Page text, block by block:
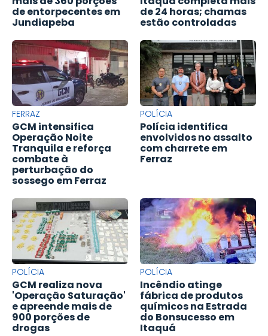
de entorpecentes em
Jundiapeba
de 24 horas; chamas
estão controladas
FERRAZ
GCM intensifica
Operação Noite
Tranquila e reforça
combate à
perturbação do
sossego em Ferraz
POLÍCIA
Polícia identifica
envolvidos no assalto
com charrete em
Ferraz
POLÍCIA
GCM realiza nova
'Operação Saturação'
e apreende mais de
900 porções de
drogas
POLÍCIA
Incêndio atinge
fábrica de produtos
químicos na Estrada
do Bonsucesso em
Itaquá